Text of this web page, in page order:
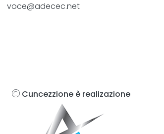
voce@adecec.net
Cuncezzione è realizazione